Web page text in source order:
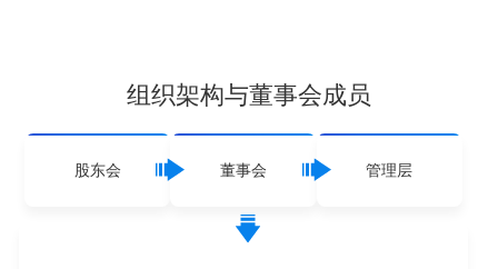
组织架构与董事会成员
股东会 董事会 管理层